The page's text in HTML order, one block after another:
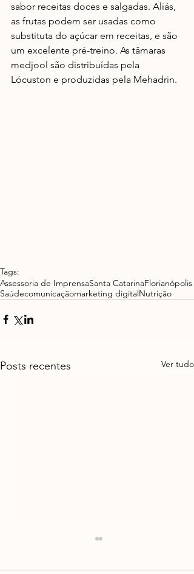
sabor receitas doces e salgadas. Aliás,
as frutas podem ser usadas como
substituta do açúcar em receitas, e são
um excelente pré-treino. As tâmaras
medjool são distribuídas pela
Lócuston e produzidas pela Mehadrin.
Tags:
Assessoria de ImprensaSanta CatarinaFlorianópolis
Saúdecomunicaçãomarketing digitalNutrição
Posts recentes Ver tudo